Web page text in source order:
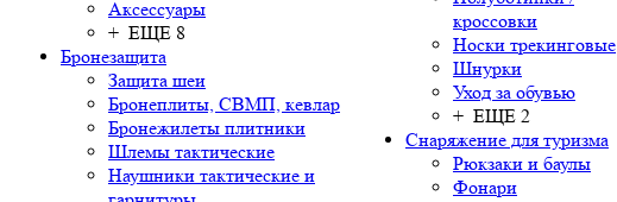
Аксессуары
+ ЕЩЕ 8
Бронезащита
Защита шеи
Бронеплиты, СВМП, кевлар
Бронежилеты плитники
Шлемы тактические
Наушники тактические и
кроссовки
Носки трекинговые
Шнурки
Уход за обувью
+ ЕЩЕ 2
Снаряжение для туризма
Рюкзаки и баулы
Фонари